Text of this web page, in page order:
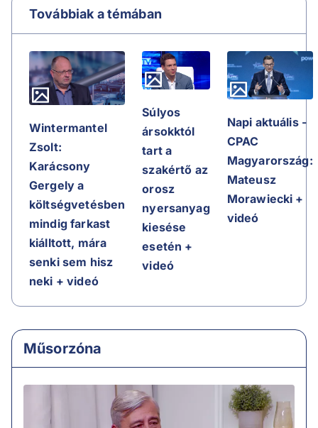
Továbbiak a témában
Wintermantel
Zsolt:
Karácsony
Gergely a
költségvetésben
mindig farkast
kiálltott, mára
senki sem hisz
neki + videó
Súlyos
ársokktól
tart a
szakértő az
orosz
nyersanyag
kiesése
esetén +
videó
Napi aktuális -
CPAC
Magyarország:
Mateusz
Morawiecki +
videó
Műsorzóna